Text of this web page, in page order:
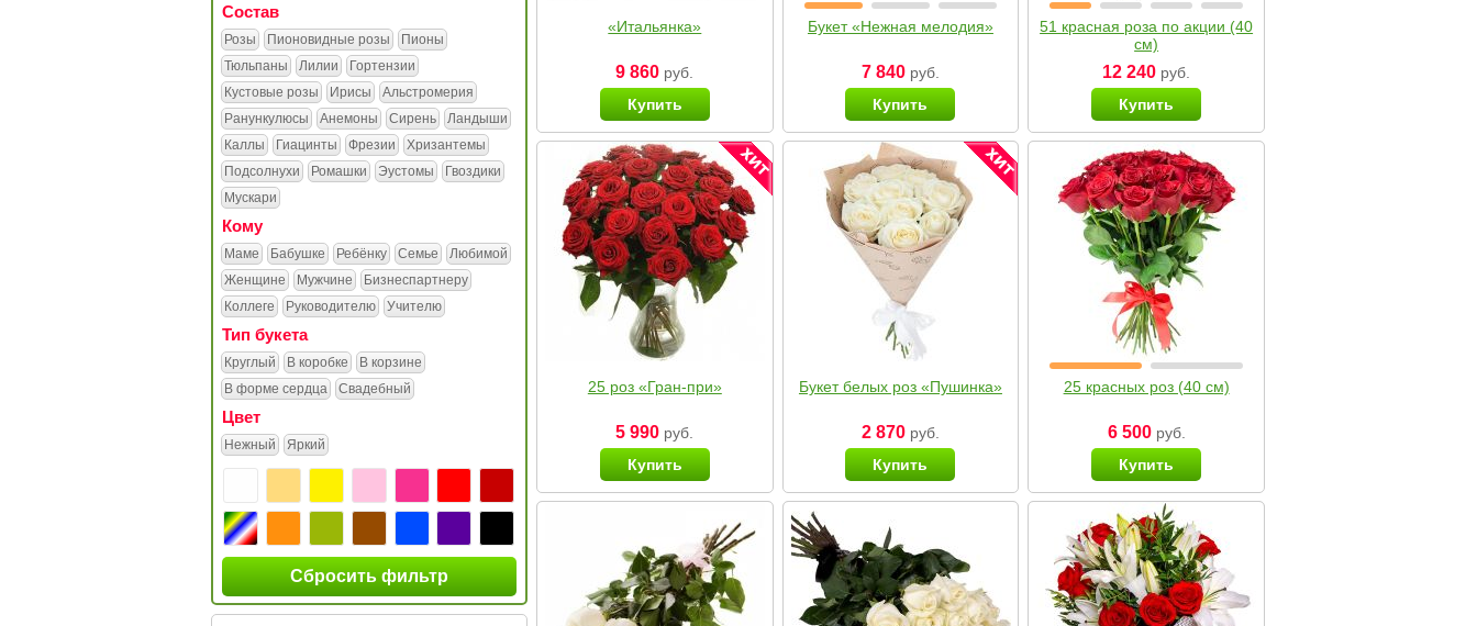
Состав
Розы Пионовидные розы
Пионы
Тюльпаны
Лилии
Гортензии
Кустовые розы
Ирисы
Альстромерия
Ранункулюсы
Анемоны Сирень
Ландыши
Каллы
Гиацинты Фрезии
Хризантемы
Подсолнухи
Ромашки Эустомы
Гвоздики
Мускари
Кому
Маме Бабушке Ребёнку Семье
Любимой
Женщине
Мужчине
Бизнеспартнеру
Коллеге
Руководителю Учителю
Тип букета
Круглый В коробке
В корзине
В форме сердца
Свадебный
Цвет
Нежный Яркий
Сбросить фильтр
«Итальянка»
9 860 руб.
Купить
Букет «Нежная мелодия»
7 840руб.
Купить
51 красная роза по акции (40
см)
12 240 руб.
Купить
25 роз «Гран-при»
5 990 руб.
Купить
Букет белых роз «Пушинка»
2 870руб.
Купить
25 красных роз (40 см)
6 500руб.
Купить